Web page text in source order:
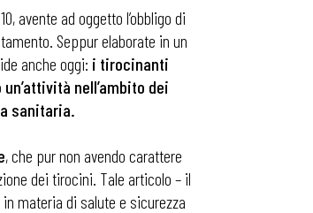
avente ad oggetto l’obbligo di
Seppur elaborate in un
anche oggi: i tirocinanti
nell’ambito dei
sanitaria.
, che pur non avendo carattere
dei tirocini. Tale articolo – il
materia di salute e sicurezza